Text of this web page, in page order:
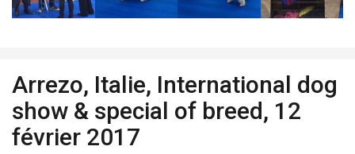
Arrezo, Italie, International dog
show & special of breed, 12
février 2017